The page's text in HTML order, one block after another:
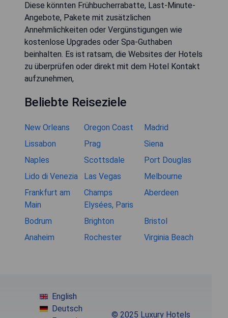
Diese könnten Frühbucherrabatte, Last-Minute-
Angebote, Pakete mit zusätzlichen
Annehmlichkeiten oder Vergünstigungen wie
kostenlose Upgrades oder Spa-Guthaben
beinhalten. Es ist ratsam, die Websites der Hotels
zu überprüfen oder direkt mit dem Hotel Kontakt
aufzunehmen,
Beliebte Reiseziele
New Orleans Oregon Coast
Madrid
Lissabon
Prag
Siena
Naples
Scottsdale
Port Douglas
Lido di Venezia
Las Vegas
Melbourne
Frankfurt am
Main
Champs
Elysées, Paris
Aberdeen
Bodrum Brighton
Bristol
Anaheim
Rochester Virginia Beach
English
Deutsch
© 2025 Luxury Hotels